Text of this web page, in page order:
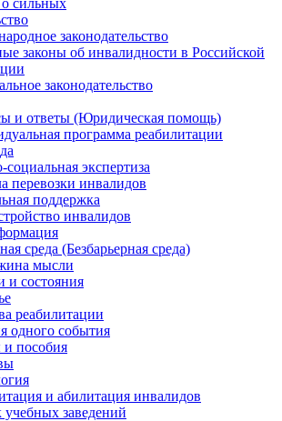
законодательство
законы об инвалидности в Российской
законодательство
и ответы (Юридическая помощь)
программа реабилитации
экспертиза
перевозки инвалидов
поддержка
инвалидов
среда (Безбарьерная среда)
мысли
и состояния
реабилитации
одного события
пособия
и абилитация инвалидов
заведений